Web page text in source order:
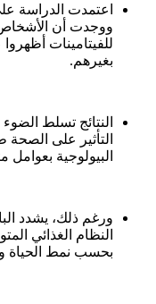
اعتمدت الدراسة
ووجدت أن
للفيتامينات
بغيرهم.
النتائج تسلط
التأثير على
البيولوجية بعوامل
ورغم ذلك، يشدد
النظام الغذائي
بحسب نمط الحياة